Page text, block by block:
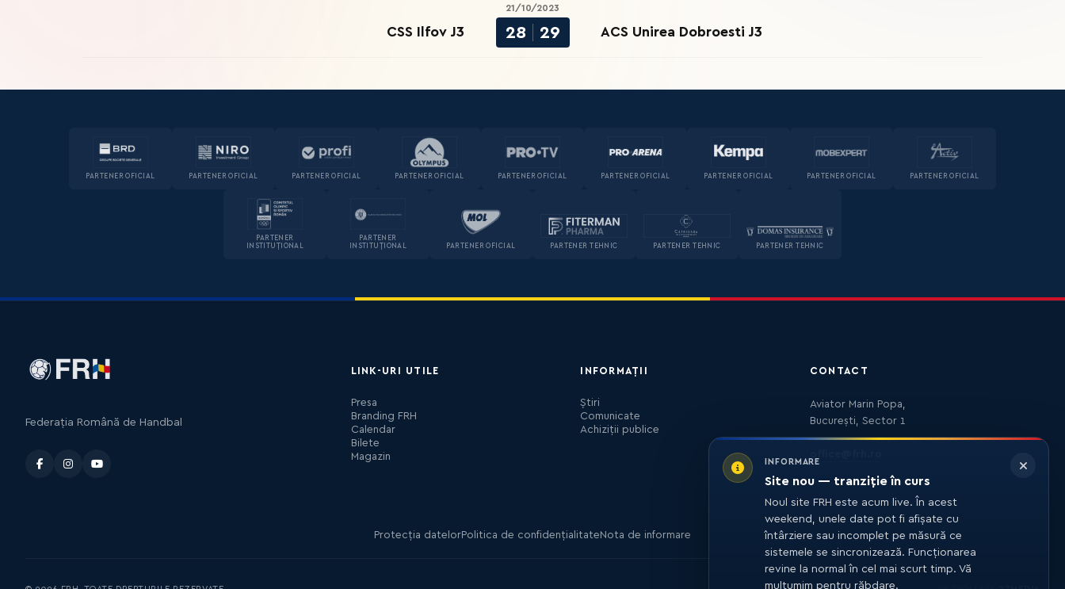
CSS Ilfov J3
21/10/2023
28 29 ACS Unirea Dobroesti J3
PARTENER OFICIAL PARTENER OFICIAL PARTENER OFICIAL PARTENER OFICIAL PARTENER OFICIAL PARTENER OFICIAL PARTENER OFICIAL PARTENER OFICIAL PARTENER OFICIAL
PARTENER
INSTITUȚIONAL
PARTENER
INSTITUȚIONAL
PARTENER OFICIAL PARTENER TEHNIC PARTENER TEHNIC PARTENER TEHNIC
INFORMARE
Site nou — tranziție în curs
Noul site FRH este acum live. În acest
weekend, unele date pot fi afișate cu
întârziere sau incomplet pe măsură ce
sistemele se sincronizează. Funcționarea
revine la normal în cel mai scurt timp. Vă
mulțumim pentru răbdare.
Federația Română de Handbal
LINK-URI UTILE
Presa
Branding FRH
Calendar
Bilete
Magazin
INFORMAȚII
Știri
Comunicate
Achiziții publice
CONTACT
Aviator Marin Popa,
București, Sector 1
Protecția datelorPolitica de confidențialitateNota de informare